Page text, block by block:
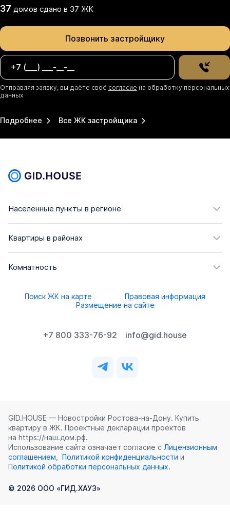
37 домов сдано в 37 ЖК
Позвонить застройщику
Отправляя заявку, вы даёте своё согласие на обработку персональных
данных
Подробнее Все ЖК застройщика
Населённые пункты в регионе
Квартиры в районах
Комнатность
Поиск ЖК на карте
Правовая информация
Размещение на сайте
+7 800 333-76-92 info@gid.house
GID.HOUSE — Новостройки Ростова‑на‑Дону. Купить
квартиру в ЖК. Проектные декларации проектов
на https://наш.дом.рф.
Использование сайта означает согласие с Лицензионным
соглашением
Политикой конфиденциальности и
Политикой обработки персональных данных.
© 2026 ООО «ГИД.ХАУЗ»